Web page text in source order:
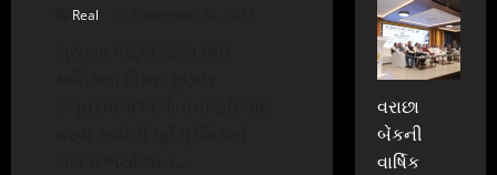
Real
વરાછા
બેંકની
વાર્ષિક